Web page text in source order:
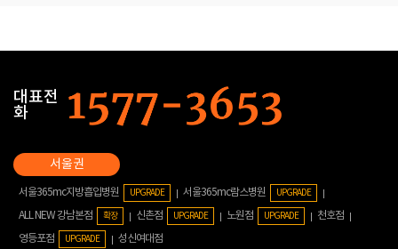
대표전
화
서울365mc지방흡입병원 UPGRADE 서울365mc람스병원 UPGRADE
ALL NEW 강남본점 확장 신촌점 UPGRADE 노원점 UPGRADE
천호점
영등포점
UPGRADE 성신여대점